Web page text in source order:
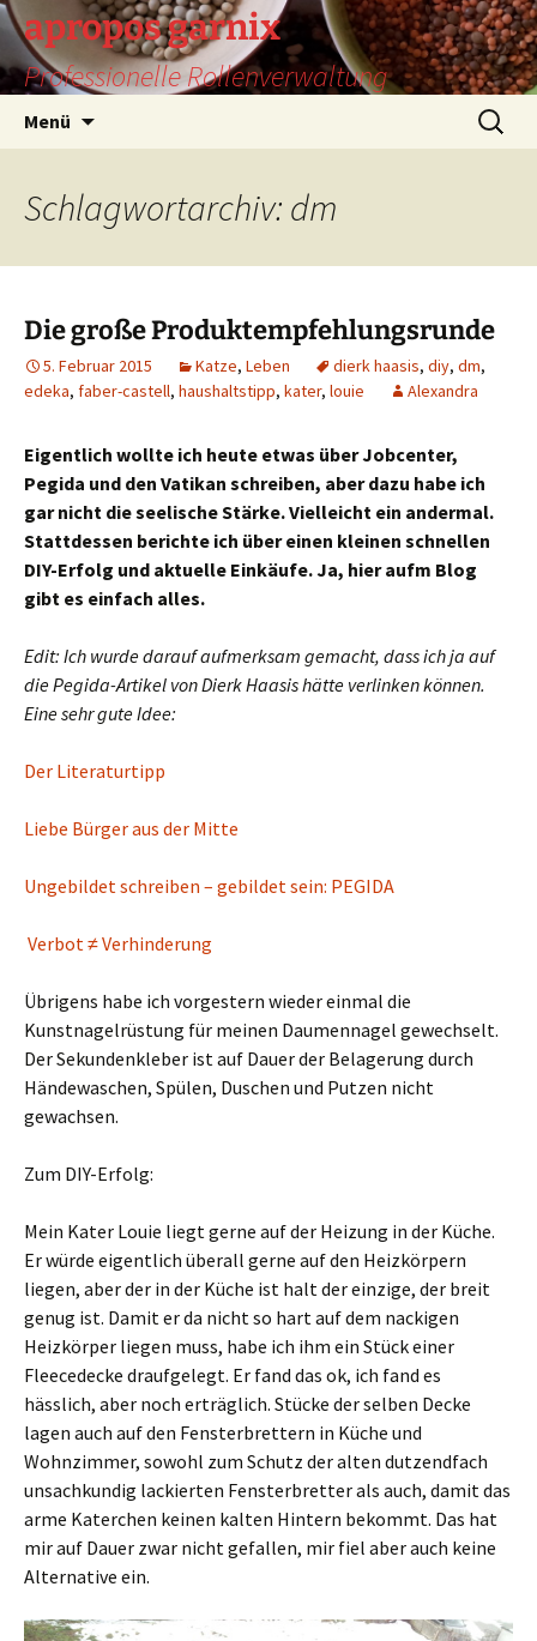
Zum
Inhalt
springen
apropos garnix
Professionelle Rollenverwaltung
Menü
Suchen
nach:
Schlagwortarchiv: dm
Die große Produktempfehlungsrunde
5. Februar 2015 Katze, Leben dierk haasis, diy, dm,
edeka, faber-castell, haushaltstipp, kater, louie Alexandra
Eigentlich wollte ich heute etwas über Jobcenter,
Pegida und den Vatikan schreiben, aber dazu habe ich
gar nicht die seelische Stärke. Vielleicht ein andermal.
Stattdessen berichte ich über einen kleinen schnellen
DIY-Erfolg und aktuelle Einkäufe. Ja, hier aufm Blog
gibt es einfach alles.
Edit: Ich wurde darauf aufmerksam gemacht, dass ich ja auf
die Pegida-Artikel von Dierk Haasis hätte verlinken können.
Eine sehr gute Idee:
Der Literaturtipp
Liebe Bürger aus der Mitte
Ungebildet schreiben – gebildet sein: PEGIDA
Verbot ≠ Verhinderung
Übrigens habe ich vorgestern wieder einmal die
Kunstnagelrüstung für meinen Daumennagel gewechselt.
Der Sekundenkleber ist auf Dauer der Belagerung durch
Händewaschen, Spülen, Duschen und Putzen nicht
gewachsen.
Zum DIY-Erfolg:
Mein Kater Louie liegt gerne auf der Heizung in der Küche.
Er würde eigentlich überall gerne auf den Heizkörpern
liegen, aber der in der Küche ist halt der einzige, der breit
genug ist. Damit er da nicht so hart auf dem nackigen
Heizkörper liegen muss, habe ich ihm ein Stück einer
Fleecedecke draufgelegt. Er fand das ok, ich fand es
hässlich, aber noch erträglich. Stücke der selben Decke
lagen auch auf den Fensterbrettern in Küche und
Wohnzimmer, sowohl zum Schutz der alten dutzendfach
unsachkundig lackierten Fensterbretter als auch, damit das
arme Katerchen keinen kalten Hintern bekommt. Das hat
mir auf Dauer zwar nicht gefallen, mir fiel aber auch keine
Alternative ein.